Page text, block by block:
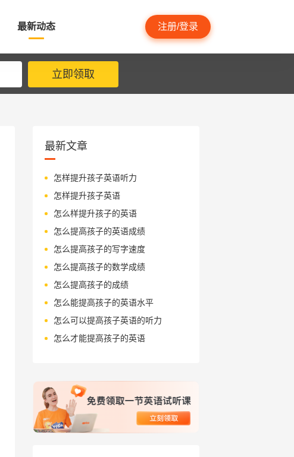
最新动态 注册/登录
立即领取
最新文章
怎样提升孩子英语听力
怎样提升孩子英语
怎么样提升孩子的英语
怎么提高孩子的英语成绩
怎么提高孩子的写字速度
怎么提高孩子的数学成绩
怎么提高孩子的成绩
怎么能提高孩子的英语水平
怎么可以提高孩子英语的听力
怎么才能提高孩子的英语